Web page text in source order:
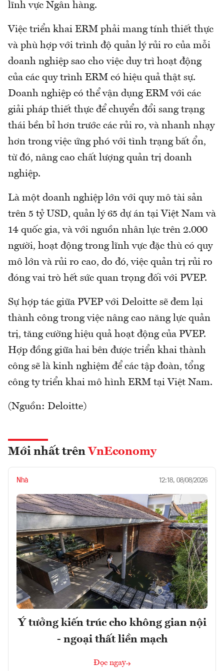
lĩnh vực Ngân hàng.
Việc triển khai ERM phải mang tính thiết thực
và phù hợp với trình độ quản lý rủi ro của mỗi
doanh nghiệp sao cho việc duy trì hoạt động
của các quy trình ERM có hiệu quả thật sự.
Doanh nghiệp có thể vận dụng ERM với các
giải pháp thiết thực để chuyển đổi sang trạng
thái bền bỉ hơn trước các rủi ro, và nhanh nhạy
hơn trong việc ứng phó với tình trạng bất ổn,
từ đó, nâng cao chất lượng quản trị doanh
nghiệp.
Là một doanh nghiệp lớn với quy mô tài sản
trên 5 tỷ USD, quản lý 65 dự án tại Việt Nam và
14 quốc gia, và với nguồn nhân lực trên 2.000
người, hoạt động trong lĩnh vực đặc thù có quy
mô lớn và rủi ro cao, do đó, việc quản trị rủi ro
đóng vai trò hết sức quan trọng đối với PVEP.
Sự hợp tác giữa PVEP với Deloitte sẽ đem lại
thành công trong việc nâng cao năng lực quản
trị, tăng cường hiệu quả hoạt động của PVEP.
Hợp đồng giữa hai bên được triển khai thành
công sẽ là kinh nghiệm để các tập đoàn, tổng
công ty triển khai mô hình ERM tại Việt Nam.
(Nguồn: Deloitte)
Mới nhất trên VnEconomy
Nhà 12:18, 08/08/2026
Ý tưởng kiến trúc cho không gian nội
- ngoại thất liền mạch
Đọc ngay